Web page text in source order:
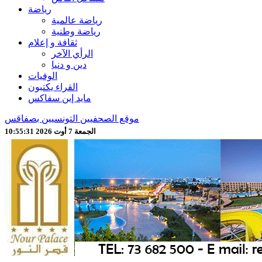
رياضة
رياضة عالمية
رياضة وطنية
ثقافة و إعلام
الرأي الآخر
دين و دنيا
الوفيات
القراء يكتبون
مايد إين سفاكس
موقع الصحفيين التونسيين بصفاقس
الجمعة 7 أوت 2026 10:55:33